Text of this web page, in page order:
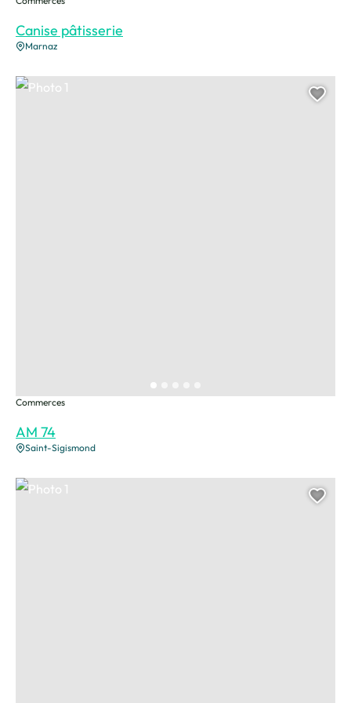
Canise pâtisserie
Marnaz
AM 74
Commerces
Saint-Sigismond
Photo 1
Photo 1